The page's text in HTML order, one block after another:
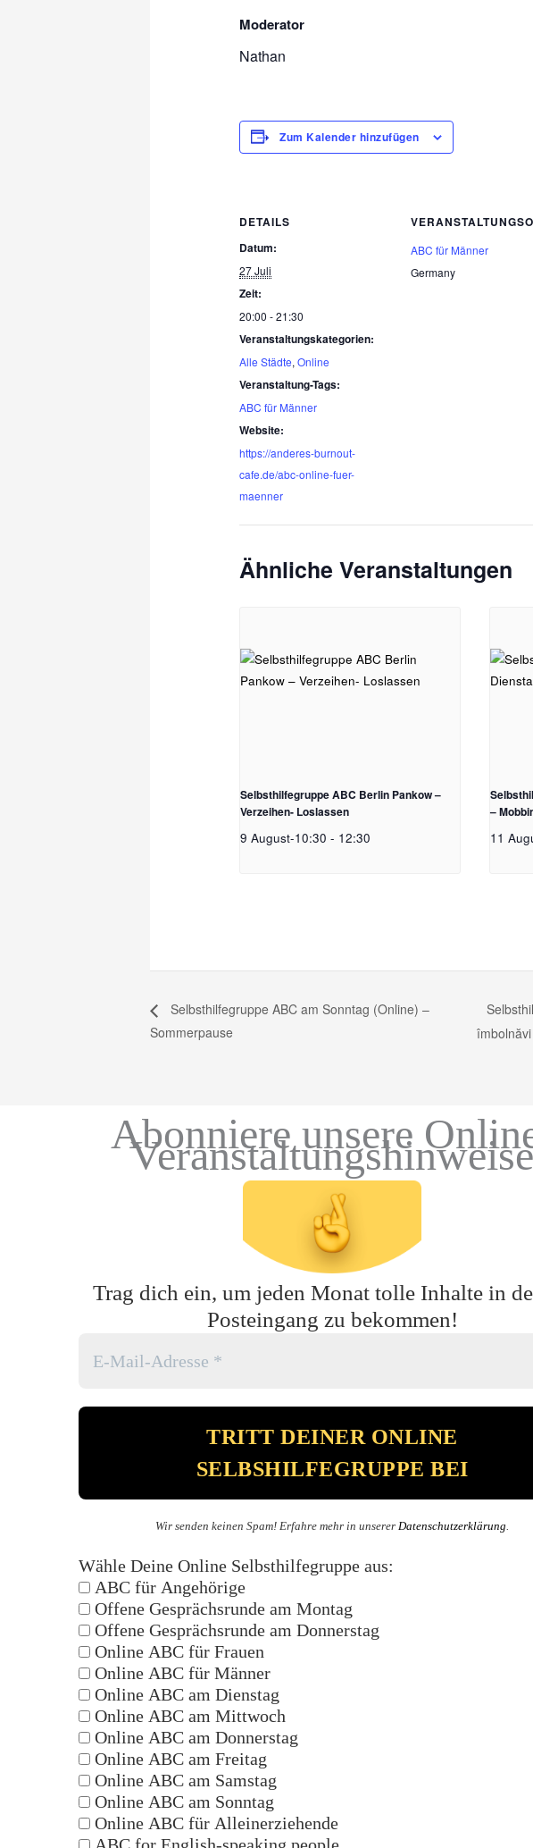
Moderator
Nathan
Zum Kalender hinzufügen
DETAILS
Datum:
27 Juli
Zeit:
20:00 - 21:30
Veranstaltungskategorien:
Alle Städte,Online
Veranstaltung-Tags:
ABC für Männer
Website:
https://anderes-burnout-
cafe.de/abc-online-fuer-
maenner
ABC für Männer
Germany
Ähnliche Veranstaltungen
Selbsthilfegruppe ABC Berlin Pankow –
Verzeihen- Loslassen
9 August-10:30 - 12:30
–
11
Selbsthilfegruppe ABC am Sonntag (Online) –
Sommerpause
Abonniere unsere
Veranstaltungshinweise
Trag dich ein, um jeden Monat tolle Inhalte in
Posteingang zu bekommen!
Wir senden keinen Spam! Erfahre mehr in unserer Datenschutzerklärung.
Wähle Deine Online Selbsthilfegruppe aus:
ABC für Angehörige
Offene Gesprächsrunde am Montag
Offene Gesprächsrunde am Donnerstag
Online ABC für Frauen
Online ABC für Männer
Online ABC am Dienstag
Online ABC am Mittwoch
Online ABC am Donnerstag
Online ABC am Freitag
Online ABC am Samstag
Online ABC am Sonntag
Online ABC für Alleinerziehende